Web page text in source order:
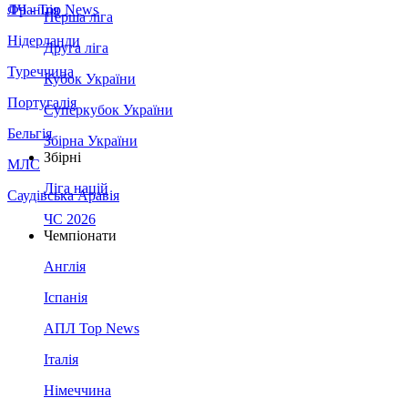
Франція
Нідерланди
Туреччина
Португалія
Бельгія
МЛС
Саудівська Аравія
ЛЧ - Top News
Перша ліга
Друга ліга
Кубок України
Суперкубок України
Збірна України
Збірні
Ліга націй
ЧС 2026
Чемпіонати
Англія
Іспанія
АПЛ Top News
Італія
Німеччина